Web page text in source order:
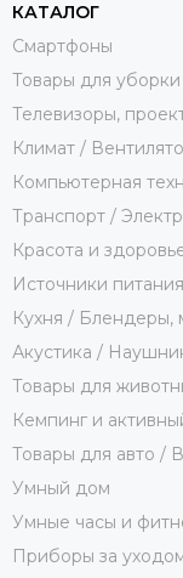
КАТАЛОГ
Смартфоны
Товары для
Телевизоры,
Климат /
Компьютерная
Транспорт /
Красота и
Источники
Кухня / Блендеры,
Акустика /
Товары для
Кемпинг и
Товары для авто /
Умный дом
Умные часы и
Приборы за